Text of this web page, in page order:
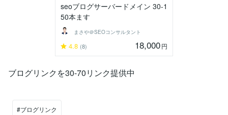
seoブログサーバードメイン 30-1
50本ます
まさや＠SEOコンサルタント
4.8 (8) 18,000円
ブログリンクを30-70リンク提供中
#ブログリンク